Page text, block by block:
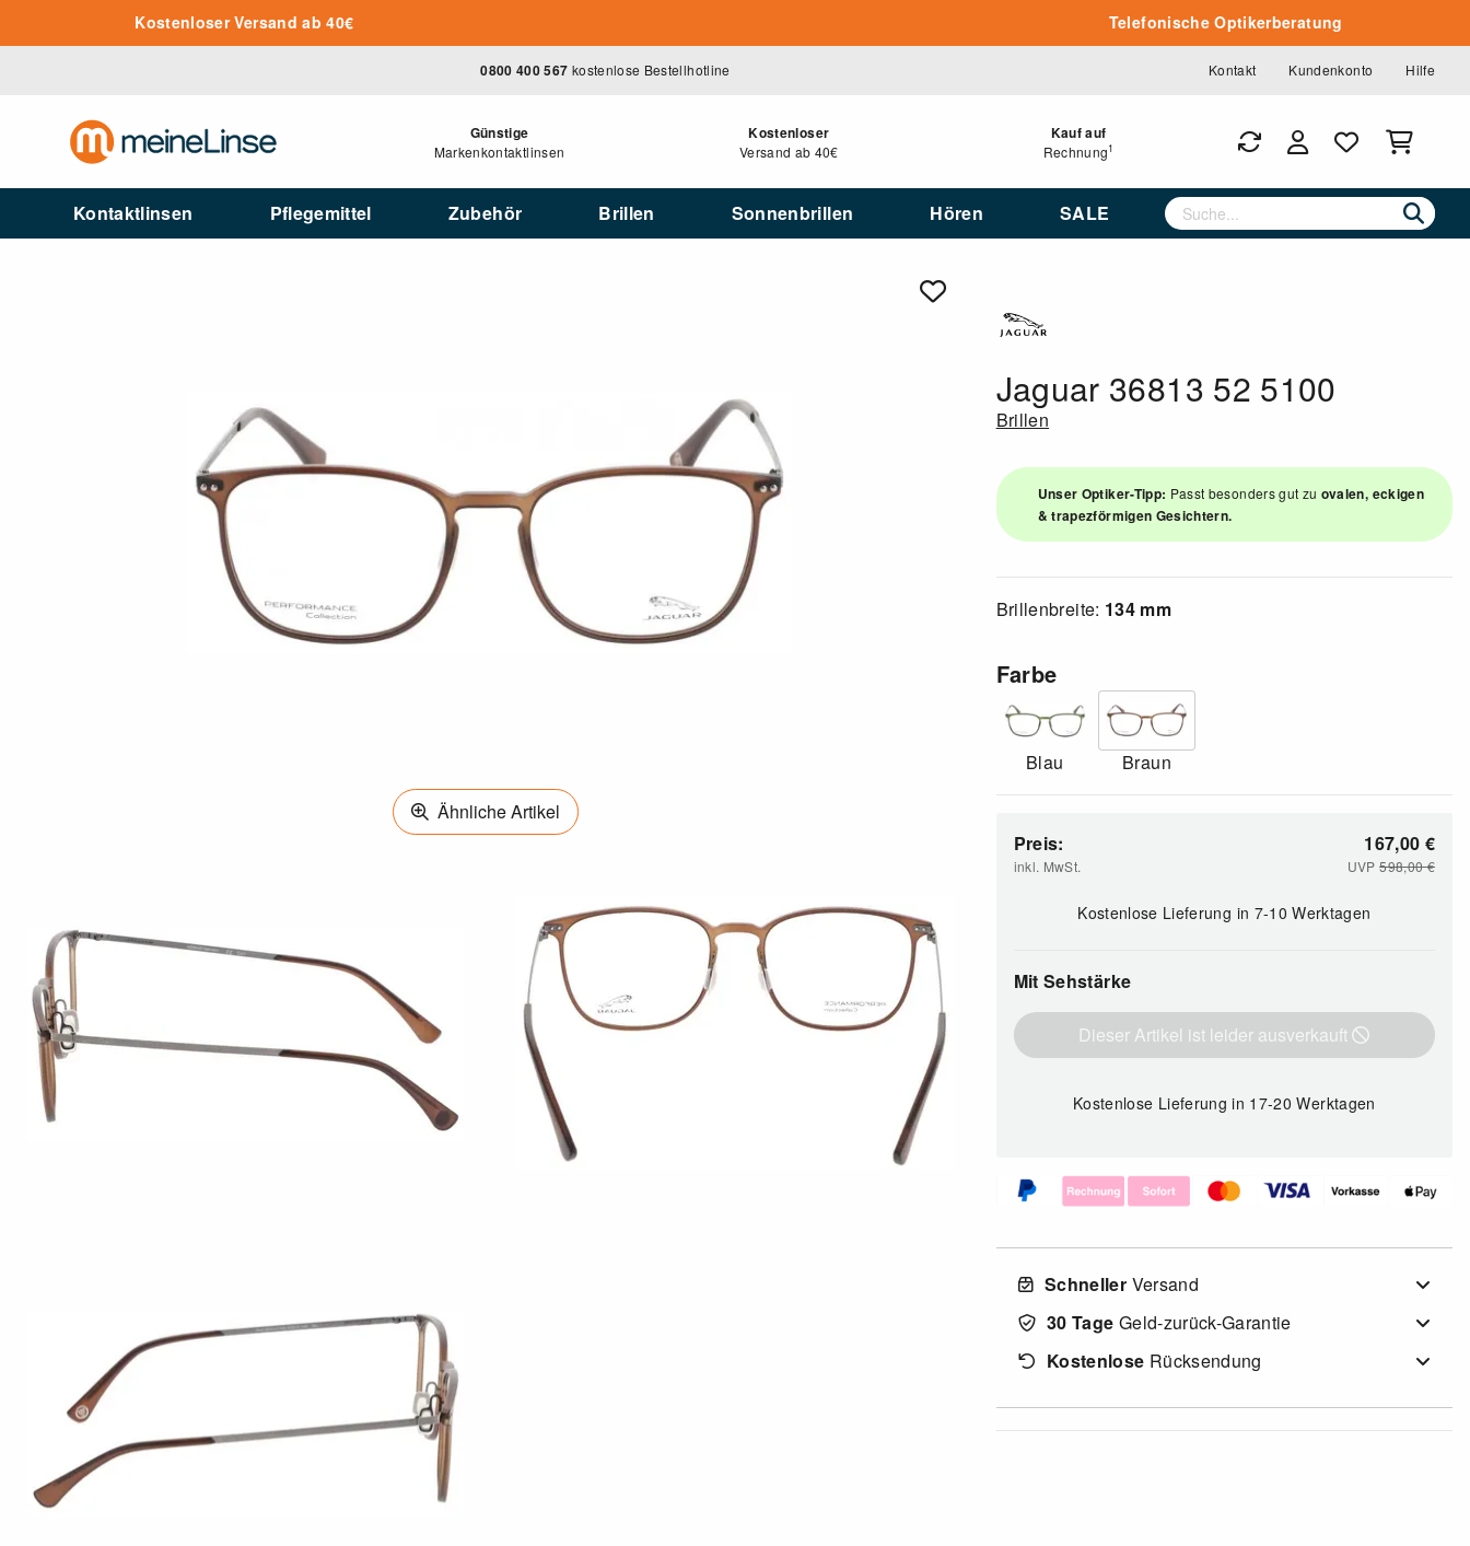
Zum Hauptinhalt springenKostenloser Versand ab 40€ Telefonische Optikerberatung
0800 400 567 kostenlose Bestellhotline Kontakt Kundenkonto Hilfe
Günstige
Markenkontaktlinsen
Kostenloser
Versand ab 40€
Kauf auf
Rechnung1
Kontaktlinsen Pflegemittel Zubehör Brillen Sonnenbrillen Hören SALE
Ähnliche Artikel
Jaguar 36813 52 5100
Brillen
Unser Optiker-Tipp: Passt besonders gut zu ovalen, eckigen
& trapezförmigen Gesichtern.
Brillenbreite: 134 mm
Farbe
Blau Braun
Preis:
inkl. MwSt.
167,00 €
UVP598,00€
Kostenlose Lieferung in 7-10 Werktagen
Mit Sehstärke
Dieser Artikel ist leider ausverkauft
Kostenlose Lieferungin 17-20 Werktagen
Schneller Versand
30 Tage Geld-zurück-Garantie
Kostenlose Rücksendung